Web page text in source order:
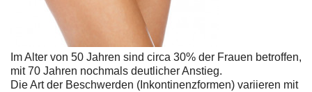
Im Alter von 50 Jahren sind circa 30% der Frauen betroffen,
mit 70 Jahren nochmals deutlicher Anstieg.
Die Art der Beschwerden (Inkontinenzformen) variieren mit